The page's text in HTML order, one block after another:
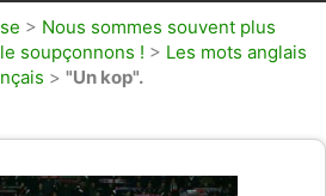
> Nous sommes souvent plus
soupçonnons ! > Les mots anglais
> "Un kop".